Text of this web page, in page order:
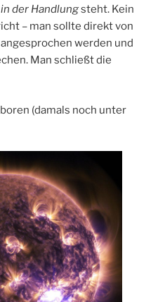
der Handlungsteht. Kein
– man sollte direkt von
werden und
Man schließt die
(damals noch unter